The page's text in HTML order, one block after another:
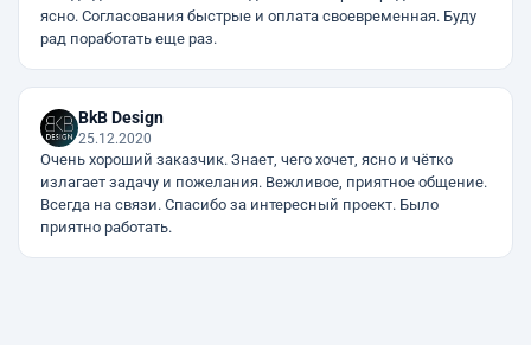
ясно. Согласования быстрые и оплата своевременная. Буду
рад поработать еще раз.
BkB Design
25.12.2020
Очень хороший заказчик. Знает, чего хочет, ясно и чётко
излагает задачу и пожелания. Вежливое, приятное общение.
Всегда на связи. Спасибо за интересный проект. Было
приятно работать.